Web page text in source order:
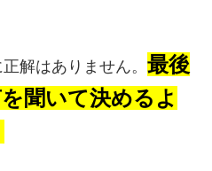
解はありません。 最後
聞いて決めるよ